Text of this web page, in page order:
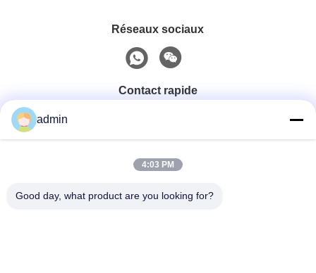
Réseaux sociaux
Contact rapide
0086-551-65396351
E-Mail
admin
4:03 PM
Good day, what product are you looking for?